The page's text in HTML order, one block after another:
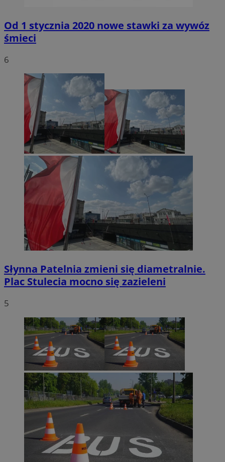
Od 1 stycznia 2020 nowe stawki za wywóz
śmieci
6
Słynna Patelnia zmieni się diametralnie.
Plac Stulecia mocno się zazieleni
5